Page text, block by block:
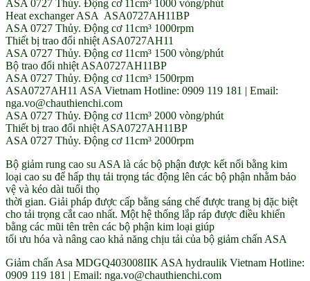
ASA 0727 Thủy. Động cơ 11cm³ 1000 vòng/phút
Heat exchanger ASA ASA0727AH11BP
ASA 0727 Thủy. Động cơ 11cm³ 1000rpm
Thiết bị trao đổi nhiệt ASA0727AH11
ASA 0727 Thủy. Động cơ 11cm³ 1500 vòng/phút
Bộ trao đổi nhiệt ASA0727AH11BP
ASA 0727 Thủy. Động cơ 11cm³ 1500rpm
ASA0727AH11 ASA Vietnam Hotline: 0909 119 181 | Email:
nga.vo@chauthienchi.com
ASA 0727 Thủy. Động cơ 11cm³ 2000 vòng/phút
Thiết bị trao đổi nhiệt ASA0727AH11BP
ASA 0727 Thủy. Động cơ 11cm³ 2000rpm
Bộ giảm rung cao su ASA là các bộ phận được kết nối bằng kim
loại cao su để hấp thụ tải trọng tác động lên các bộ phận nhằm bảo
vệ và kéo dài tuổi thọ
thời gian. Giải pháp được cấp bằng sáng chế được trang bị đặc biệt
cho tải trọng cắt cao nhất. Một hệ thống lắp ráp được điều khiển
bằng các mũi tên trên các bộ phận kim loại giúp
tối ưu hóa và nâng cao khả năng chịu tải của bộ giảm chấn ASA
Giảm chấn Asa MDGQ403008IIK ASA hydraulik Vietnam Hotline:
0909 119 181 | Email: nga.vo@chauthienchi.com